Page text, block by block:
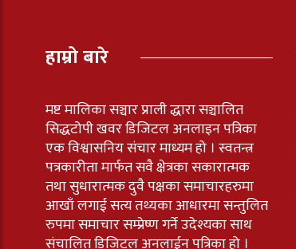
हाम्रो बारे
मष्ट मालिका सञ्चार प्राली द्धारा सञ्चालित
सिद्धटोपी खवर डिजिटल अनलाइन पत्रिका
एक विश्वासनिय संचार माध्यम हो । स्वतन्त्र
पत्रकारीता मार्फत सवै क्षेत्रका सकारात्मक
तथा सुधारात्मक दुवै पक्षका समाचारहरुमा
आखाँ लगाई सत्य तथ्यका आधारमा सन्तुलित
रुपमा समाचार सम्प्रेष्ण गर्ने उदेश्यका साथ
संचालित डिजिटल अनलाईन पत्रिका हो ।